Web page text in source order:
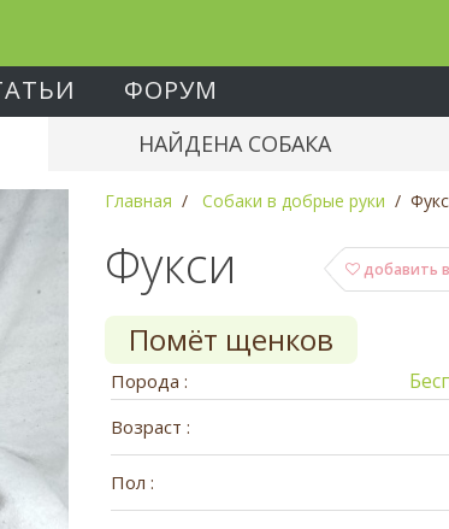
ФОРУМ
НАЙДЕНА СОБАКА
Главная Собаки в добрые руки
добавить
Фукси
Помёт щенков
Порода :
Возраст :
Пол :